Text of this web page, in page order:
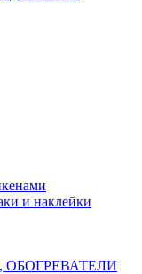
и наклейки